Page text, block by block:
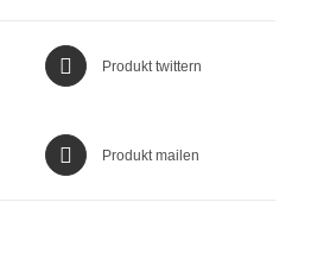
Produkt twittern
Produkt mailen